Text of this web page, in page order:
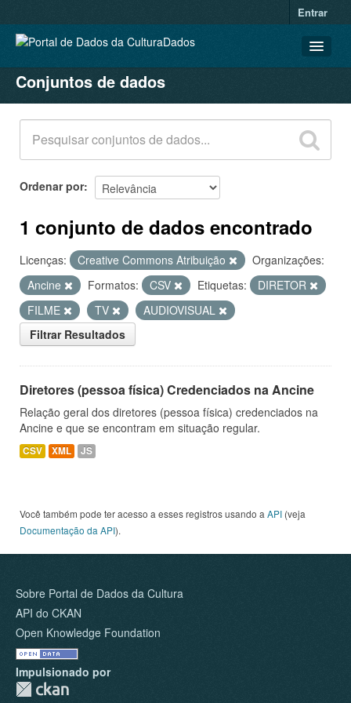
Entrar
CONJUNTOS DE DADOS
ORGANIZAÇÕES
GRUPOS
SOBRE
Conjuntos de dados
Ordenar por
1 conjunto de dados encontrado
Licenças: Creative Commons Atribuição
Organizações:
Ancine
Formatos: CSV Etiquetas:
DIRETOR
FILME
TV
AUDIOVISUAL
Filtrar Resultados
Diretores (pessoa física) Credenciados na Ancine
Relação geral dos diretores (pessoa física) credenciados na
Ancine e que se encontram em situação regular.
CSV XML JS
Você também pode ter acesso a esses registros usando a API (veja
Documentação da API).
Sobre Portal de Dados da Cultura
API do CKAN
Open Knowledge Foundation
Impulsionado por